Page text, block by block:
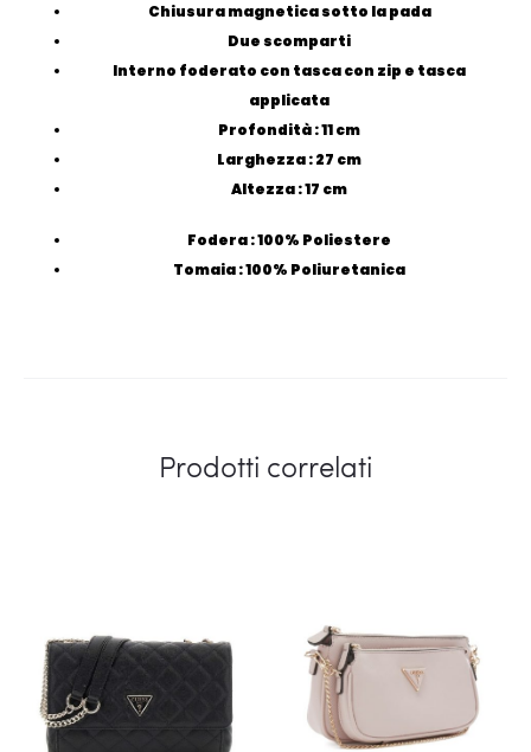
Chiusura magnetica sotto la pada
Due scomparti
Interno foderato con tasca con zip e tasca
applicata
Profondità :11cm
Larghezza :27 cm
Altezza :17 cm
Fodera : 100% Poliestere
Tomaia : 100% Poliuretanica
Prodotti correlati